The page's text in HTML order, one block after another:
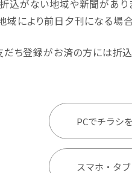
込がない地域や新聞があり
域により前日夕刊になる場合
ち登録がお済の方には折
PCでチラシ
スマホ・タ